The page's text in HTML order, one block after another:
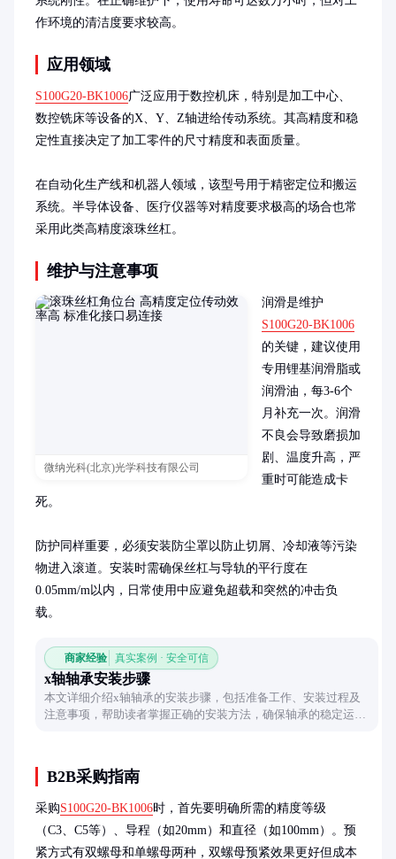
作环境的清洁度要求较高。
应用领域
S100G20-BK1006广泛应用于数控机床，特别是加工中心、
数控铣床等设备的X、Y、Z轴进给传动系统。其高精度和稳
定性直接决定了加工零件的尺寸精度和表面质量。
在自动化生产线和机器人领域，该型号用于精密定位和搬运
系统。半导体设备、医疗仪器等对精度要求极高的场合也常
采用此类高精度滚珠丝杠。
维护与注意事项
微纳光科(北京)光学科技有限公司
润滑是维护
S100G20-BK1006
的关键，建议使用
专用锂基润滑脂或
润滑油，每3-6个
月补充一次。润滑
不良会导致磨损加
剧、温度升高，严
重时可能造成卡
死。
防护同样重要，必须安装防尘罩以防止切屑、冷却液等污染
物进入滚道。安装时需确保丝杠与导轨的平行度在
0.05mm/m以内，日常使用中应避免超载和突然的冲击负
载。
商家经验 真实案例 · 安全可信
x轴轴承安装步骤
本文详细介绍x轴轴承的安装步骤，包括准备工作、安装过程及
注意事项，帮助读者掌握正确的安装方法，确保轴承的稳定运
B2B采购指南
采购S100G20-BK1006时，首先要明确所需的精度等级
（C3、C5等）、导程（如20mm）和直径（如100mm）。预
紧方式有双螺母和单螺母两种，双螺母预紧效果更好但成本